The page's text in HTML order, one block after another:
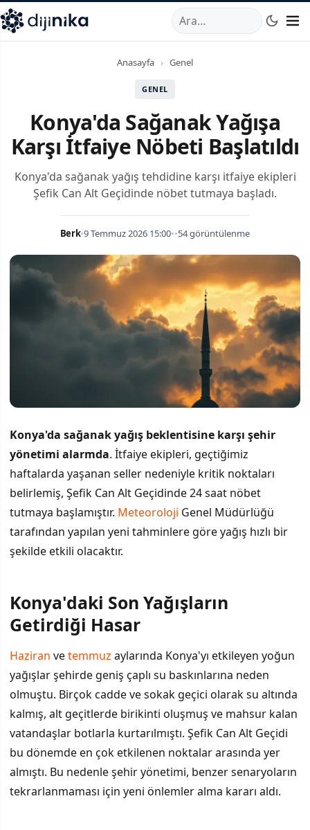
,Marmara Mahallesi,Beylikdüzü34520TRTelefon:0850
Anasayfa › Genel
GENEL
Konya'da Sağanak Yağışa
Karşı İtfaiye Nöbeti Başlatıldı
Konya'da sağanak yağış tehdidine karşı itfaiye ekipleri
Şefik Can Alt Geçidinde nöbet tutmaya başladı.
Berk•9 Temmuz 2026 15:00••54 görüntülenme
Konya'da sağanak yağış beklentisine karşı şehir
yönetimi alarmda. İtfaiye ekipleri, geçtiğimiz
haftalarda yaşanan seller nedeniyle kritik noktaları
belirlemiş, Şefik Can Alt Geçidinde 24 saat nöbet
tutmaya başlamıştır. Meteoroloji Genel Müdürlüğü
tarafından yapılan yeni tahminlere göre yağış hızlı bir
şekilde etkili olacaktır.
İÇINDEKILER
Hava Durumu Tahminleri ve Etkilenecek Alanlar
Hissedilen Sıcaklık ve Yağış Ihtiyacı
Konya'daki Son Yağışların
Getirdiği Hasar
Haziran vetemmuz aylarında Konya'yı etkileyen yoğun
yağışlar şehirde geniş çaplı su baskınlarına neden
olmuştu. Birçok cadde ve sokak geçici olarak su altında
kalmış, alt geçitlerde birikinti oluşmuş ve mahsur kalan
vatandaşlar botlarla kurtarılmıştı. Şefik Can Alt Geçidi
bu dönemde en çok etkilenen noktalar arasında yer
almıştı. Bu nedenle şehir yönetimi, benzer senaryoların
tekrarlanmaması için yeni önlemler alma kararı aldı.